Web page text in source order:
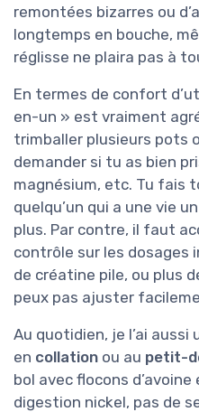
remontées bizarres ou
longtemps en bouche,
réglisse ne plaira pas à
En termes de confort
en-un » est vraiment
trimballer plusieurs pots
demander si tu as bien
magnésium, etc. Tu fais
quelqu’un qui a une vie
plus. Par contre, il faut
contrôle sur les dosages
de créatine pile, ou plus
peux pas ajuster
Au quotidien, je l’ai
en collation ou au petit-
bol avec flocons
digestion nickel, pas de